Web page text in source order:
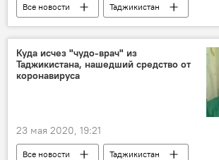
Все новости
Таджикистан
Общество
коронавирус
Коронавирус в Таджикистане: последние новости
Куда исчез "чудо-врач" из
Таджикистана, нашедший средство от
коронавируса
23 мая 2020, 19:21
Все новости
Таджикистан